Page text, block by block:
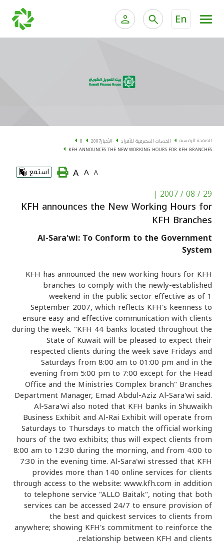
En
الخدمات المصرفية الإلكترونية للشركات
البطاقات
"برامج العملاء"
الاستثمار
القنوات المصرفية
أدوات وخدمات
خدمات ما بعد البيع
اتصل بنا
مواقع الفروع وأجهزة الصرف الآلي
ألمانيا
ماليزيا
تركيا
مصر
المملكة المتحدة
مملكة البحرين
الصفحة الرئيسية الخدمات المصرفية للأفراد الأخبار2007
8
KFH ANNOUNCES THE NEW WORKING HOURS FOR KFH BRANCHES
A
A
A استمع
29 / 08 / 2007
|
KFH announces the New Working Hours for
KFH Branches
Al-Sara'wi: To Conform to the Government
System
KFH has announced the new working hours for KFH
branches to comply with the newly-established
weekend in the public sector effective as of 1
September 2007, which reflects KFH's keenness to
ensure easy and effective communication with clients
during the week. "KFH 44 banks located throughout the
State of Kuwait will be pleased to expect their
respected clients during the week save Fridays and
Saturdays from 8:00 am to 01:00 pm and in the
evening from 5:00 pm to 7:00 except for the Head
Office and the Ministries Complex branch" Branches
Department Manager, Emad Abdul-Aziz Al-Sara'wi said.
Al-Sara'wi also noted that KFH banks in Shuwaikh
Business Exhibit and Al-Rai Exhibit will operate from
Saturdays to Thursdays to match the official working
hours of the two exhibits; thus will expect clients from
8:00 am to 12:30 during the morning, and from 4:00 to
7:30 in the evening time. Al-Sara'wi stressed that KFH
provides more than 140 online services for clients
through access to the website: www.kfh.com in addition
to telephone service "ALLO Baitak", noting that both
services can be accessed 24/7 to ensure provision of
the best and quickest services to clients from
anywhere; showing KFH's commitment to reinforce the
relationship between KFH and clients.